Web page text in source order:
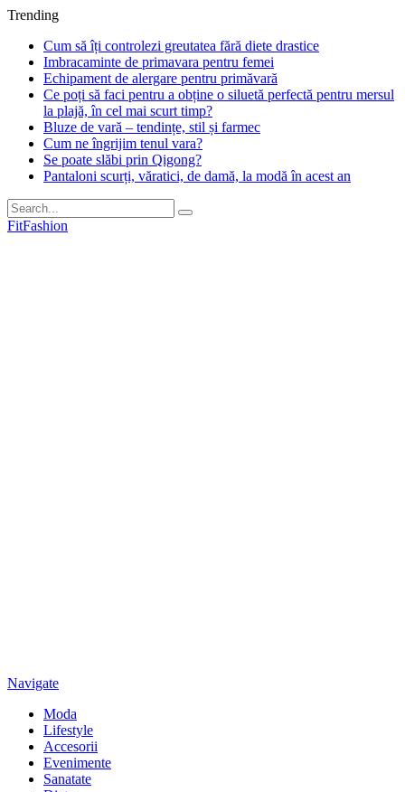
Trending
Cum să îți controlezi greutatea fără diete drastice
Imbracaminte de primavara pentru femei
Echipament de alergare pentru primăvară
Ce poți să faci pentru a obține o siluetă perfectă pentru mersul
la plajă, în cel mai scurt timp?
Bluze de vară – tendințe, stil și farmec
Cum ne îngrijim tenul vara?
Se poate slăbi prin Qigong?
Pantaloni scurți, văratici, de damă, la modă în acest an
FitFashion
Navigate
Moda
Lifestyle
Accesorii
Evenimente
Sanatate